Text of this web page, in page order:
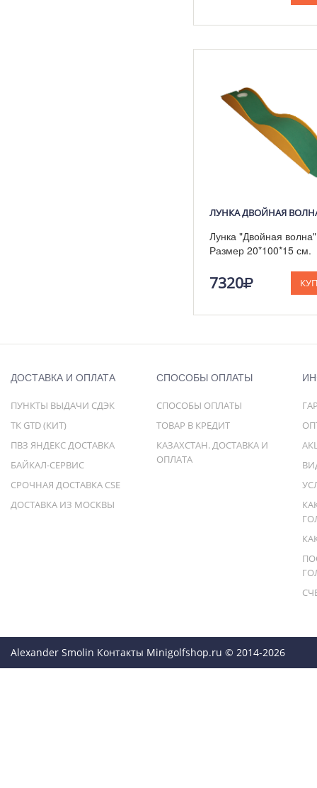
ЛУНКА ДВОЙНАЯ
Лунка "Двойная
Размер 20*100*15 см.
7320
ДОСТАВКА И ОПЛАТА
ПУНКТЫ ВЫДАЧИ СДЭК
ТК GTD (КИТ)
ПВЗ ЯНДЕКС ДОСТАВКА
БАЙКАЛ-СЕРВИС
СРОЧНАЯ ДОСТАВКА CSE
ДОСТАВКА ИЗ МОСКВЫ
СПОСОБЫ ОПЛАТЫ
СПОСОБЫ ОПЛАТЫ
ТОВАР В КРЕДИТ
КАЗАХСТАН. ДОСТАВКА И
ОПЛАТА
Alexander Smolin Контакты Minigolfshop.ru © 2014-2026